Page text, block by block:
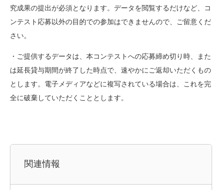
究成果の提出が必須となります。データを閲覧するだけなど、コ
ンテスト応募以外の目的での参加はできませんので、ご留意くだ
さい。
・ご提供するデータは、本コンテストへの応募締め切り時、また
は延長貸与期間が終了した時点で、速やかにご返却いただくもの
とします。電子メディアなどに複写されている場合は、これを完
全に破棄していただくこととします。
関連情報